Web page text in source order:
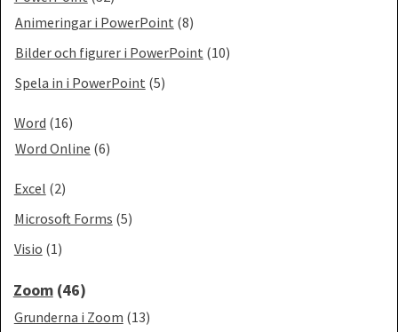
Animeringar i PowerPoint (8)
Bilder och figurer i PowerPoint (10)
Spela in i PowerPoint (5)
Word (16)
Word Online (6)
Excel (2)
Microsoft Forms (5)
Visio (1)
Zoom(46)
Grunderna i Zoom (13)